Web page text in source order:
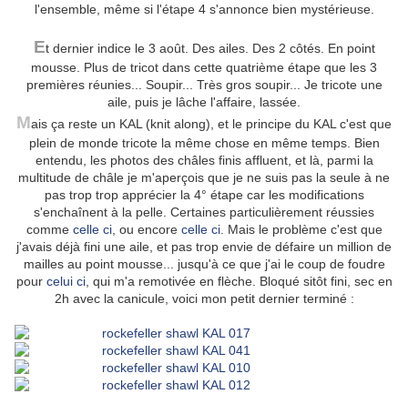
l'ensemble, même si l'étape 4 s'annonce bien mystérieuse.
Et dernier indice le 3 août. Des ailes. Des 2 côtés. En point
mousse. Plus de tricot dans cette quatrième étape que les 3
premières réunies... Soupir... Très gros soupir... Je tricote une
aile, puis je lâche l'affaire, lassée.
Mais ça reste un KAL (knit along), et le principe du KAL c'est que
plein de monde tricote la même chose en même temps. Bien
entendu, les photos des châles finis affluent, et là, parmi la
multitude de châle je m'aperçois que je ne suis pas la seule à ne
pas trop trop apprécier la 4° étape car les modifications
s'enchaînent à la pelle. Certaines particulièrement réussies
comme celle ci, ou encore celle ci. Mais le problème c'est que
j'avais déjà fini une aile, et pas trop envie de défaire un million de
mailles au point mousse... jusqu'à ce que j'ai le coup de foudre
pour celui ci, qui m'a remotivée en flèche. Bloqué sitôt fini, sec en
2h avec la canicule, voici mon petit dernier terminé :